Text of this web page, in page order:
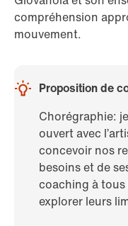
compréhension
mouvement.
Proposition de
Chorégraphie:
ouvert avec
concevoir nos
besoins et de
coaching à tous
explorer leurs